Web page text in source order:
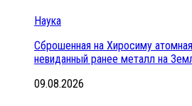
Наука
Сброшенная на Хиросиму
невиданный ранее металл на
09.08.2026